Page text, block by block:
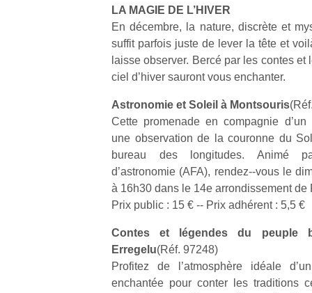
LA MAGIE DE L’HIVER
En décembre, la nature, discrète et
suffit parfois juste de lever la tête et
laisse observer. Bercé par les contes
ciel d’hiver sauront vous enchanter.
Astronomie et Soleil à Montsouris
Cette promenade en compagnie d’un
une observation de la couronne du
bureau des longitudes. Animé
d’astronomie (AFA), rendez-­‐vous le
à 16h30 dans le 14e arrondissement de
Prix public : 15 € -­‐ Prix adhérent : 5,5 €
Contes et légendes du peuple
Erregelu(Réf. 97248)
Profitez de l’atmosphère idéale
enchantée pour conter les traditions